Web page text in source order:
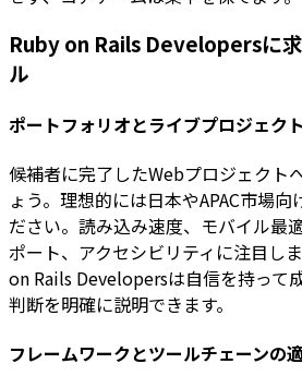
Ruby on Rails Developersに
ル
ポートフォリオとライブプロジェク
候補者に完了したWebプロジェクト
ょう。理想的には日本やAPAC市場
ださい。読み込み速度、モバイル最
ポート、アクセシビリティに注目し
on Rails Developersは自信を持って
判断を明確に説明できます。
フレームワークとツールチェーンの